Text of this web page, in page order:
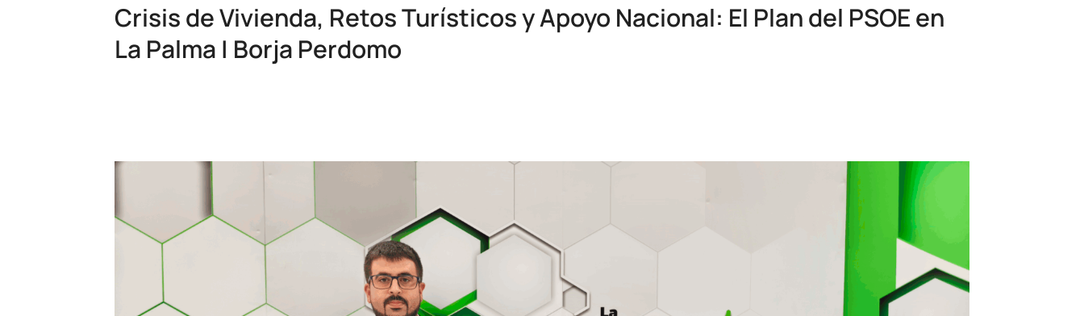
Crisis de Vivienda, Retos Turísticos y Apoyo Nacional: El Plan del PSOE en
La Palma | Borja Perdomo